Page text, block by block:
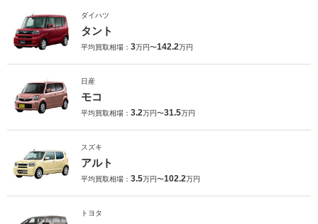
ダイハツ
タント
平均買取相場： 3万円〜142.2万円
日産
モコ
平均買取相場： 3.2万円〜31.5万円
スズキ
アルト
平均買取相場： 3.5万円〜102.2万円
トヨタ